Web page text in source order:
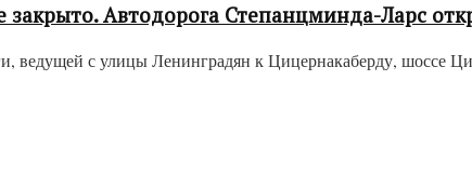
Автодорога Степанцминда-Ларс
ведущей с улицы Ленинградян к Цицернакаберду, шоссе